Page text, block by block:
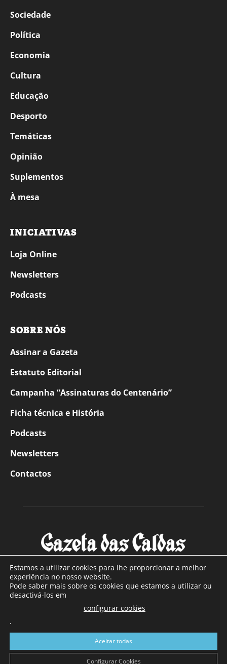
Sociedade
Política
Economia
Cultura
Educação
Desporto
Temáticas
Opinião
Suplementos
À mesa
INICIATIVAS
Loja Online
Newsletters
Podcasts
SOBRE NÓS
Assinar a Gazeta
Estatuto Editorial
Campanha “Assinaturas do Centenário”
Ficha técnica e História
Podcasts
Newsletters
Contactos
SOBRE NÓS
Com sede nas Caldas da Rainha e mais de 90 anos de
a sul de distrito de Leiria, com mais de 40.000 leitores por
toda a região Oeste. Jornal com distribuição em Portugal
Continental e assinatura online.
Estamos a utilizar cookies para lhe proporcionar a melhor
experiência no nosso website.
Pode saber mais sobre os cookies que estamos a utilizar ou
desactivá-los em
configurar cookies
.
Aceitar todas
Configurar Cookies